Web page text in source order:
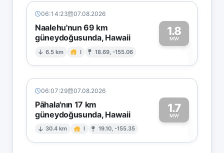
06:14:23 07.08.2026
Naalehu'nun 69 km
güneydoğusunda, Hawaii
6.5 km I 18.69, -155.06
1.8
MW1
06:07:29 07.08.2026
Pāhala'nın 17 km
güneydoğusunda, Hawaii
30.4 km I 19.10, -155.35
1.7
MW1